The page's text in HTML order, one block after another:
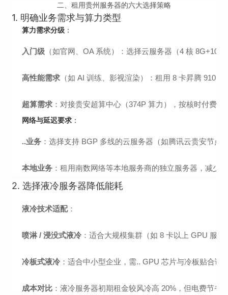
二、租用贵州服务器的六大选择策略
1. 明确业务需求与算力类型
算力需求分级 ：
入门级 （如官网、OA 系统）：选择云服务器（4 核
高性能需求 （如 AI 训练、影视渲染）：租用 8 卡昇腾
超算需求 ：对接贵安超算中心（374P 算力），按核时付费
网络与延迟要求 ：
..业务 ：选择支持 BGP 多线的云服务器（如腾讯云贵安节点
本地业务 ：租用南数网络等本地服务商的独立服务器，减少
2.选择液冷服务器降低能耗
液冷技术适配：
喷淋 / 浸没式液冷 ：适合大规模集群（如 8 卡以上 GPU 服
冷板式液冷 ：适合中小型企业，需.. GPU 芯片与冷板贴合误
成本对比 ：液冷服务器初期租金较风冷高 20%，但电费节